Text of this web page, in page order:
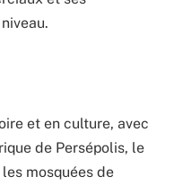
et en culture, avec
de Persépolis, le
mosquées de